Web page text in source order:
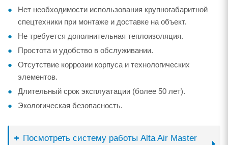
Нет необходимости использования крупногабаритной
спецтехники при монтаже и доставке на объект.
Не требуется дополнительная теплоизоляция.
Простота и удобство в обслуживании.
Отсутствие коррозии корпуса и технологических
элементов.
Длительный срок эксплуатации (более 50 лет).
Экологическая безопасность.
Посмотреть систему работы Alta Air Master